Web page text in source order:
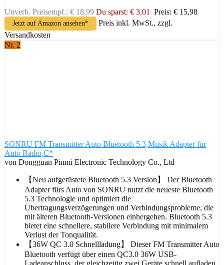
Unverb. Preisempf.: € 18,99 Du sparst: € 3,01 Preis: € 15,98
Jetzt auf Amazon ansehen*
Preis inkl. MwSt., zzgl.
Versandkosten
Nr. 2
SONRU FM Transmitter Auto Bluetooth 5.3,Musik Adapter für
Auto Radio,C*
von Dongguan Pinmi Electronic Technology Co., Ltd
【Neu aufgerüstete Bluetooth 5.3 Version】 Der Bluetooth
Adapter fürs Auto von SONRU nutzt die neueste Bluetooth
5.3 Technologie und optimiert die
Übertragungsverzögerungen und Verbindungsprobleme, die
mit älteren Bluetooth-Versionen einhergehen. Bluetooth 5.3
bietet eine schnellere, stabilere Verbindung mit minimalem
Verlust der Tonqualität.
【36W QC 3.0 Schnellladung】 Dieser FM Transmitter Auto
Bluetooth verfügt über einen QC3.0 36W USB-
Ladeanschluss, der gleichzeitig zwei Geräte schnell aufladen